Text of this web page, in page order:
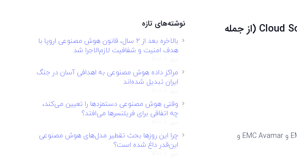
پیشنیازهای یادگیری Cloudهای Open Source (از جمله OpenStack) و Cloud Source (از جمله
2- دانش ذخیره سازی اطلاعات کار با انواع Storageها (از جمله EMC Unity و EMC VNX و HPE 3PAR و EMC ECS و EMC Avamar و
نوشته‌های تازه
بالاخره بعد از ۲ سال، قانون هوش مصنوعی اروپا با
هدف امنیت و شفافیت لازم‌الاجرا شد
مراکز داده هوش مصنوعی به اهدافی آسان در جنگ
ایران تبدیل شده‌اند
وقتی هوش مصنوعی دستمزدها را تعیین می‌کند،
چه اتفاقی برای فریلنسرها می‌افتد؟
چرا این روزها بحث تقطیر مدل‌های هوش مصنوعی
این‌قدر داغ شده است؟